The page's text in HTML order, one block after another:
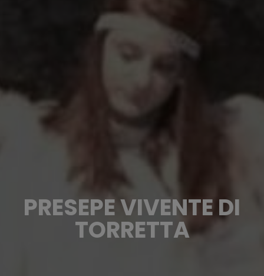
PRESEPE VIVENTE DI
TORRETTA